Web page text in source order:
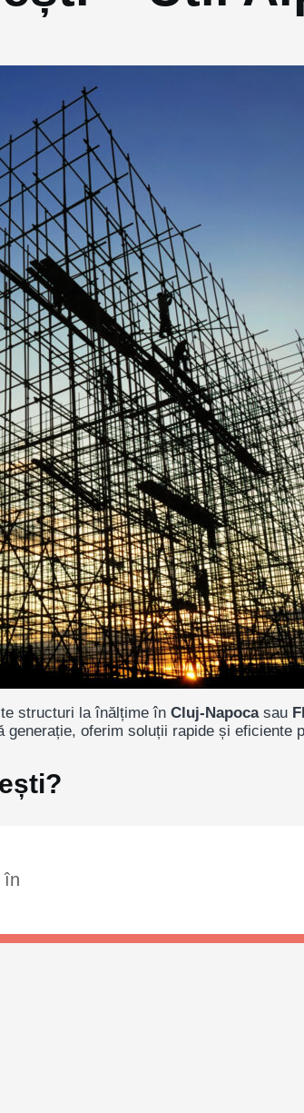
structuri la înălțime înCluj-Napocasau
oferim soluții rapide și eficiente
în